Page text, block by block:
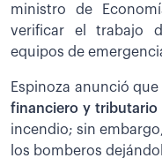
ministro de
verificar el trabajo
equipos de
Espinoza anunció
financiero y tributario
incendio; sin
los bomberos